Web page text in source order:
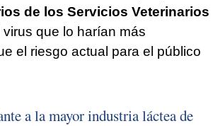
de los Servicios Veterinarios
que lo harían más
el riesgo actual para el público
a la mayor industria láctea de